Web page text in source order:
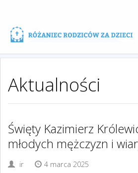
Aktualności
Święty Kazimierz
młodych mężczyzn i
ir 4 marca 2025